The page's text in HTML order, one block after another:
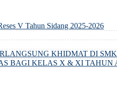
V Tahun Sidang 2025-2026
KHIDMAT DI
BAGI KELAS X & XI TAHUN